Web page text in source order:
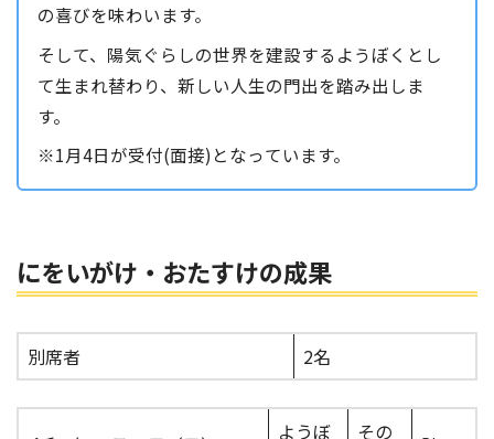
の喜びを味わいます。
そして、陽気ぐらしの世界を建設するようぼくとし
て生まれ替わり、新しい人生の門出を踏み出しま
す。
※1月4日が受付(面接)となっています。
にをいがけ・おたすけの成果
別席者 2名
ようぼ その